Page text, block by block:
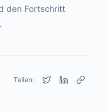
den Fortschritt
Teilen: